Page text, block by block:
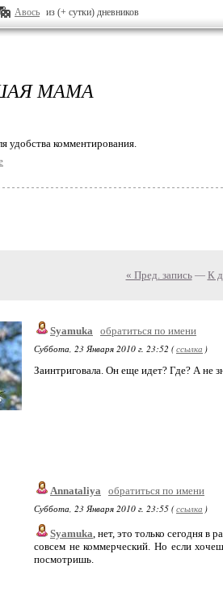
Авось из (+ сутки) дневников
МАМА
удобства комментирования.
« Пред. запись— К
Syamuka
обратиться по имени
Суббота, 23 Января 2010 г. 23:52 (ссылка )
Заинтриговала. Он еще идет? Где? А не
Annataliya
обратиться по имени
Суббота, 23 Января 2010 г. 23:55 (ссылка )
Syamuka, нет, это только сегодня в
совсем не коммерческий. Но если
посмотришь.